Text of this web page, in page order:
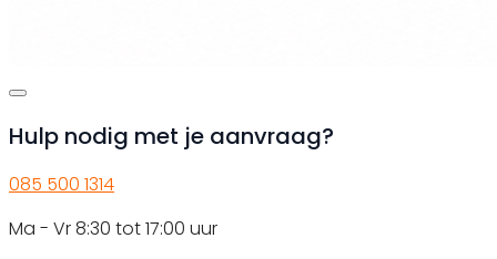
Hulp nodig met je aanvraag?
085 500 1314
Ma - Vr 8:30 tot 17:00 uur